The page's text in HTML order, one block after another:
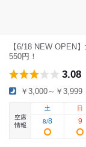
【6/18 NEW OPEN
550円！
3.08
￥3,000～￥3,999
空席
情報
土
8/8
日
9